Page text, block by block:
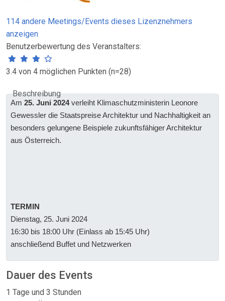
114 andere Meetings/Events dieses Lizenznehmers
anzeigen
Benutzerbewertung des Veranstalters:
3.4 von 4 möglichen Punkten (n=28)
Beschreibung
Am 25. Juni 2024verleiht Klimaschutzministerin Leonore
Gewessler die Staatspreise Architektur und Nachhaltigkeit an
besonders gelungene Beispiele zukunftsfähiger Architektur
aus Österreich.
TERMIN
Dienstag, 25. Juni 2024
16:30 bis 18:00 Uhr (Einlass ab 15:45 Uhr)
anschließend Buffet und Netzwerken
Dauer des Events
1 Tage und 3 Stunden